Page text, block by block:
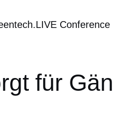
Conference
für